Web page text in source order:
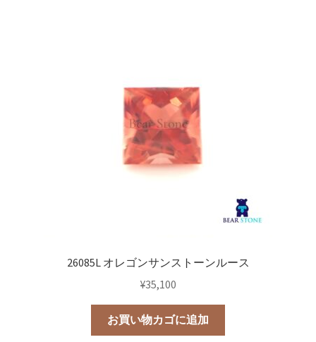
26085L オレゴンサンストーンルース
¥35,100
お買い物カゴに追加